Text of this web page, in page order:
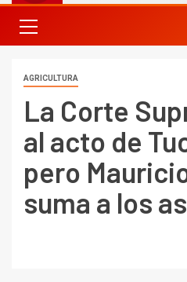
AGRICULTURA
La Corte
al acto de
pero
suma a los